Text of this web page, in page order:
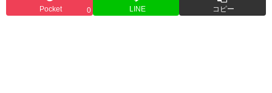
Pocket 0 LINE コピー